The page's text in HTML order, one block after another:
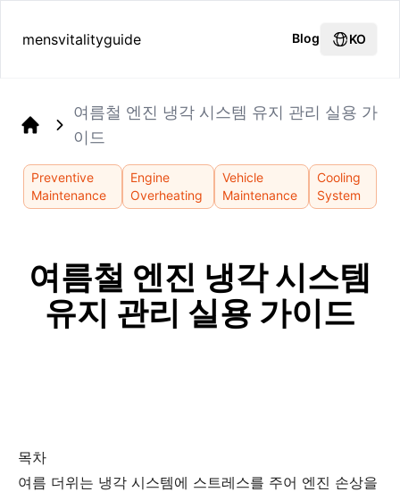
mensvitalityguide Blog KO
여름철 엔진 냉각 시스템 유지 관리 실용 가
이드
Preventive
Maintenance
Engine
Overheating
Vehicle
Maintenance
Cooling
System
여름철 엔진 냉각 시스템
유지 관리 실용 가이드
목차
여름 더위는 냉각 시스템에 스트레스를 주어 엔진 손상을